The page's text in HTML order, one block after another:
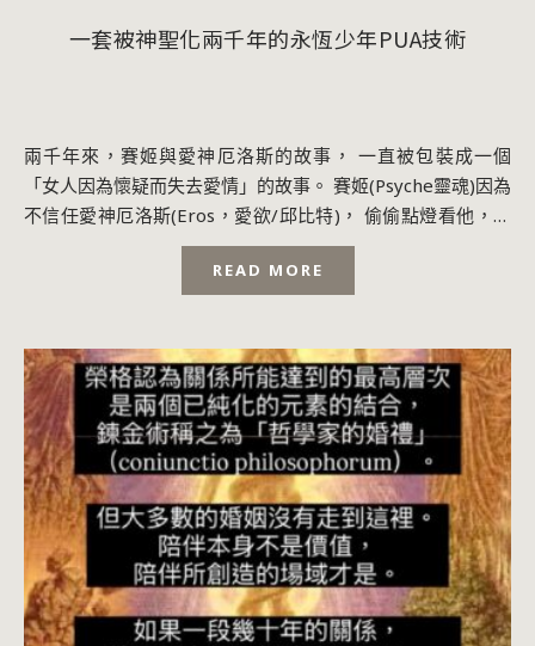
一套被神聖化兩千年的永恆少年PUA技術
兩千年來，賽姬與愛神厄洛斯的故事， 一直被包裝成一個
「女人因為懷疑而失去愛情」的故事。 賽姬(Psyche靈魂)因為
不信任愛神厄洛斯(Eros，愛欲/邱比特)， 偷偷點燈看他，最
後失去愛情。 於是整個...
READ MORE